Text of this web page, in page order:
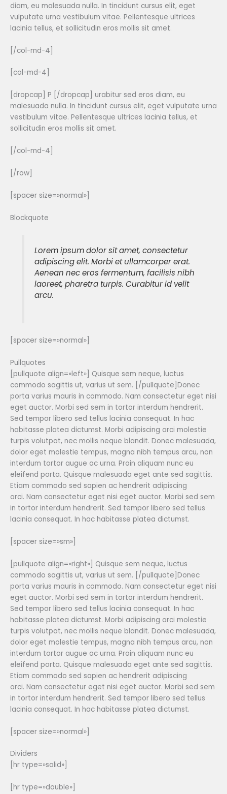
diam, eu malesuada nulla. In tincidunt cursus elit, eget
vulputate urna vestibulum vitae. Pellentesque ultrices
lacinia tellus, et sollicitudin eros mollis sit amet.
[/col-md-4]
[col-md-4]
[dropcap] P [/dropcap] urabitur sed eros diam, eu
malesuada nulla. In tincidunt cursus elit, eget vulputate urna
vestibulum vitae. Pellentesque ultrices lacinia tellus, et
sollicitudin eros mollis sit amet.
[/col-md-4]
[/row]
[spacer size=»normal»]
Blockquote
Lorem ipsum dolor sit amet, consectetur
adipiscing elit. Morbi et ullamcorper erat.
Aenean nec eros fermentum, facilisis nibh
laoreet, pharetra turpis. Curabitur id velit
arcu.
[spacer size=»normal»]
Pullquotes
[pullquote align=»left»] Quisque sem neque, luctus
commodo sagittis ut, varius ut sem. [/pullquote]Donec
porta varius mauris in commodo. Nam consectetur eget nisi
eget auctor. Morbi sed sem in tortor interdum hendrerit.
Sed tempor libero sed tellus lacinia consequat. In hac
habitasse platea dictumst. Morbi adipiscing orci molestie
turpis volutpat, nec mollis neque blandit. Donec malesuada,
dolor eget molestie tempus, magna nibh tempus arcu, non
interdum tortor augue ac urna. Proin aliquam nunc eu
eleifend porta. Quisque malesuada eget ante sed sagittis.
Etiam commodo sed sapien ac hendrerit adipiscing
orci. Nam consectetur eget nisi eget auctor. Morbi sed sem
in tortor interdum hendrerit. Sed tempor libero sed tellus
lacinia consequat. In hac habitasse platea dictumst.
[spacer size=»sm»]
[pullquote align=»right»] Quisque sem neque, luctus
commodo sagittis ut, varius ut sem. [/pullquote]Donec
porta varius mauris in commodo. Nam consectetur eget nisi
eget auctor. Morbi sed sem in tortor interdum hendrerit.
Sed tempor libero sed tellus lacinia consequat. In hac
habitasse platea dictumst. Morbi adipiscing orci molestie
turpis volutpat, nec mollis neque blandit. Donec malesuada,
dolor eget molestie tempus, magna nibh tempus arcu, non
interdum tortor augue ac urna. Proin aliquam nunc eu
eleifend porta. Quisque malesuada eget ante sed sagittis.
Etiam commodo sed sapien ac hendrerit adipiscing
orci. Nam consectetur eget nisi eget auctor. Morbi sed sem
in tortor interdum hendrerit. Sed tempor libero sed tellus
lacinia consequat. In hac habitasse platea dictumst.
[spacer size=»normal»]
Dividers
[hr type=»solid»]
[hr type=»double»]